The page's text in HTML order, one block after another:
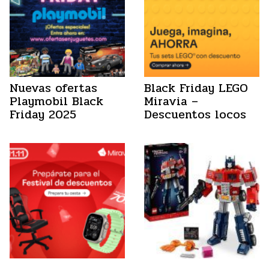
Nuevas ofertas
Playmobil Black
Friday 2025
Black Friday LEGO
Miravia –
Descuentos locos